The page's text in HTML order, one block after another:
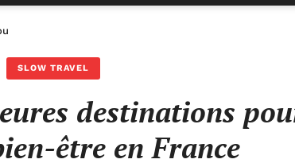
des vacances bien-être en France
SLOW TRAVEL
destinations
être en France